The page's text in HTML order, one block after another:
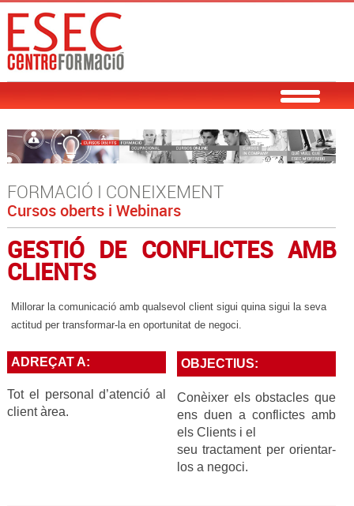
FORMACIÓ I CONEIXEMENT
Cursos oberts i Webinars
GESTIÓ DE CONFLICTES AMB
CLIENTS
Millorar la comunicació amb qualsevol client sigui quina sigui la seva
actitud per transformar-la en oportunitat de negoci.
ADREÇAT A:
Tot el personal d’atenció al
client àrea.
OBJECTIUS:
Conèixer els obstacles que
ens duen a conflictes amb
els Clients i el
seu tractament per orientar-
los a negoci.